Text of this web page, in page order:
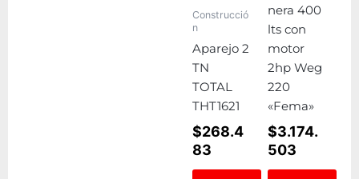
Construcció
n
Aparejo 2
TN
TOTAL
THT1621
$268.4
83
nera 400
lts con
motor
2hp Weg
220
«Fema»
$3.174.
503